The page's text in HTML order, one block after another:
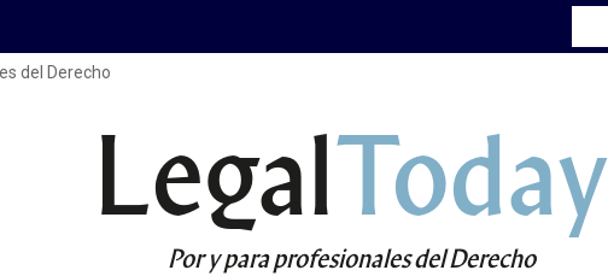
del Derecho
LegalToday
Por y para profesionales del Derecho